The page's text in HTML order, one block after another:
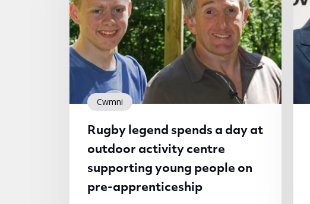
Cwmni
Rugby legend spends a day at
outdoor activity centre
supporting young people on
pre-apprenticeship